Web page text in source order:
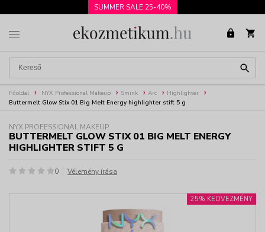
SUMMER SALE 25-40%
Főoldal NYX Professional Makeup Smink Arc
Highlighter
Buttermelt Glow Stix 01 Big Melt Energy highlighter stift 5 g
NYX PROFESSIONAL MAKEUP
BUTTERMELT GLOW STIX 01 BIG MELT ENERGY
HIGHLIGHTER STIFT 5 G
0 Vélemény írása
25% KEDVEZMÉNY